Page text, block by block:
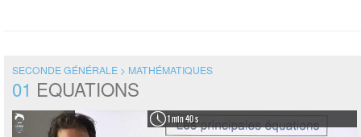
SECONDE GÉNÉRALE > MATHÉMATIQUES
01 EQUATIONS
1 min 40 s